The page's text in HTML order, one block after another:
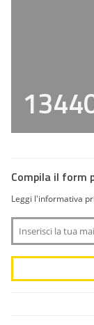
Compila il form
Leggi l'informativa